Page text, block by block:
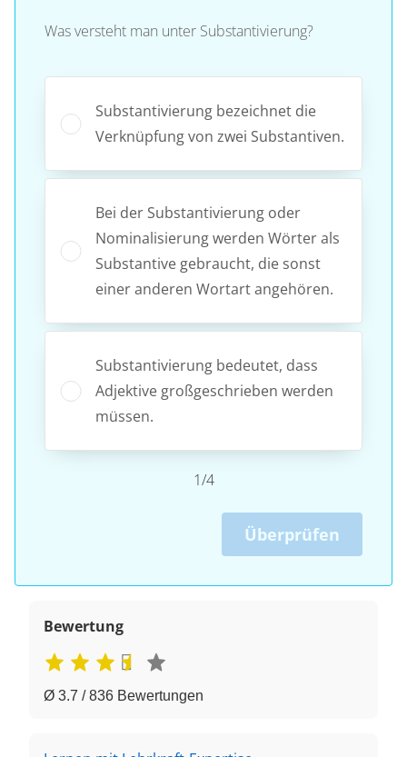
Was versteht man unter Substantivierung?
Substantivierung bezeichnet die
Verknüpfung von zwei Substantiven.
Bei der Substantivierung oder
Nominalisierung werden Wörter als
Substantive gebraucht, die sonst
einer anderen Wortart angehören.
Substantivierung bedeutet, dass
Adjektive großgeschrieben werden
müssen.
1/4
Überprüfen
Bewertung
Ø 3.7 / 836 Bewertungen